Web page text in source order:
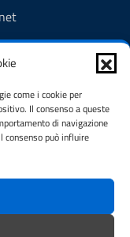
come i cookie per
Il consenso a queste
di navigazione
consenso può influire